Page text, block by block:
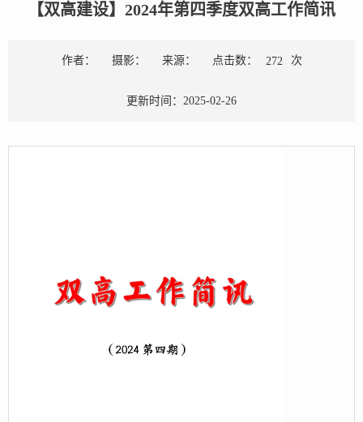
【双高建设】2024年第四季度双高工作简讯
作者： 摄影： 来源： 点击数： 272 次
更新时间：2025-02-26